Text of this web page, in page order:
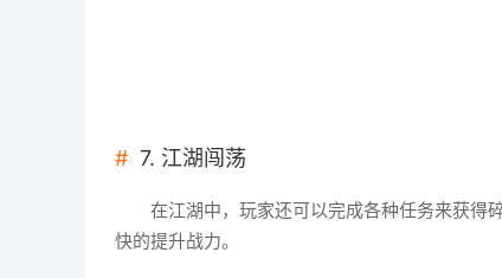
7. 江湖闯荡
在江湖中，玩家还可以完成各种任务来获得
快的提升战力。